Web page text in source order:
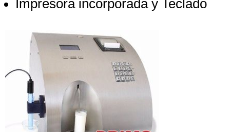
Impresora incorporada y Teclado